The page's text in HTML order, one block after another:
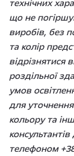
технічних
що не
виробів, без
та колір
відрізнятися
роздільної
умов
для уточнення
кольору та
телефоном